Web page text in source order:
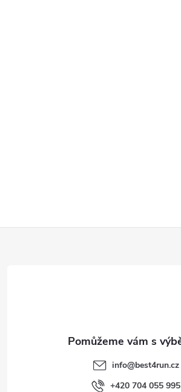
info@best4run.cz
+420 704 055 995